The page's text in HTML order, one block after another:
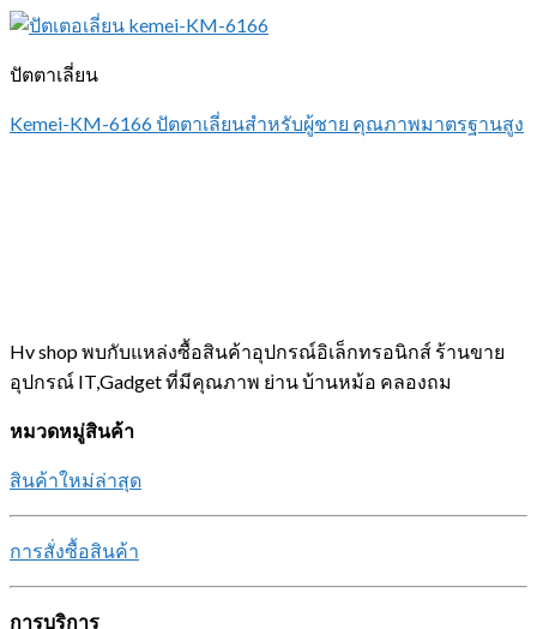
ปัตตาเลี่ยน
Kemei-KM-6166 ปัตตาเลี่ยนสำหรับผู้ชาย คุณภาพมาตรฐานสูง
Hv shop พบกับแหล่งซื้อสินค้าอุปกรณ์อิเล็กทรอนิกส์ ร้านขาย
อุปกรณ์ IT,Gadget ที่มีคุณภาพ ย่าน บ้านหม้อ คลองถม
หมวดหมู่สินค้า
สินค้าใหม่ล่าสุด
การสั่งซื้อสินค้า
การบริการ